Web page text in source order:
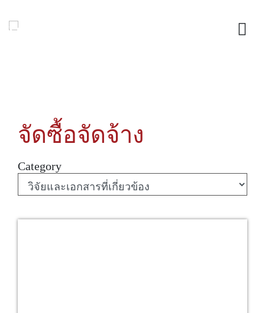
จัดซื้อจัดจ้าง
Category